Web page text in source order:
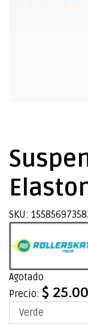
SKU:
Agotado
Precio: $